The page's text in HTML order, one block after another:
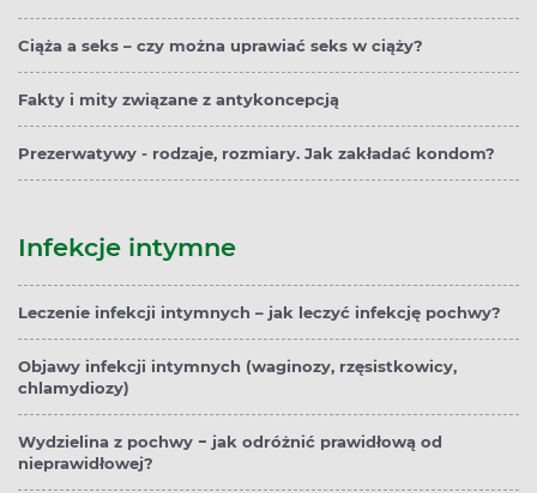
Ciąża a seks – czy można uprawiać seks w ciąży?
Fakty i mity związane z antykoncepcją
Prezerwatywy - rodzaje, rozmiary. Jak zakładać kondom?
Infekcje intymne
Leczenie infekcji intymnych – jak leczyć infekcję pochwy?
Objawy infekcji intymnych (waginozy, rzęsistkowicy,
chlamydiozy)
Wydzielina z pochwy − jak odróżnić prawidłową od
nieprawidłowej?